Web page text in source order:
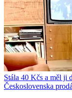
Stála 40 Kčs a měl ji
Československa